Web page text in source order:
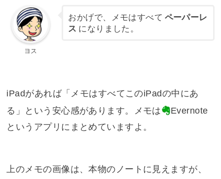
ヨス
おかげで、メモはすべて ペーパーレ
ス になりました。
iPadがあれば「メモはすべてこのiPadの中にあ
る」という安心感があります。メモは
Evernote
というアプリにまとめていますよ。
上のメモの画像は、本物のノートに見えますが、